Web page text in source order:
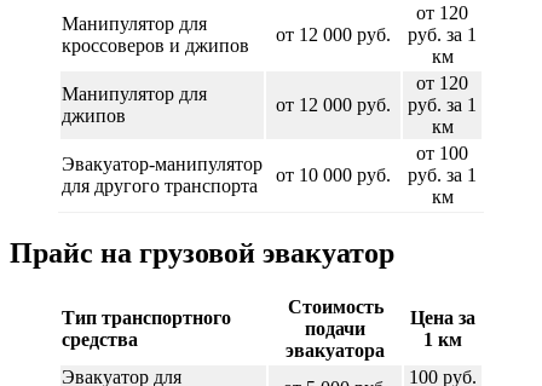
Манипулятор для
кроссоверов и джипов
от 12 000 руб.
от 120
руб. за 1
км
Манипулятор для
джипов
от 12 000 руб.
от 120
руб. за 1
км
Эвакуатор-манипулятор
для другого транспорта
от 10 000 руб.
от 100
руб. за 1
км
Прайс на грузовой эвакуатор
Тип транспортного
средства
Стоимость
подачи
эвакуатора
Цена за
1 км
Эвакуатор для
100 руб.